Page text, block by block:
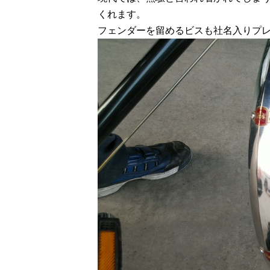
くれます。
フェンダーを留めるビスも社名入りプ